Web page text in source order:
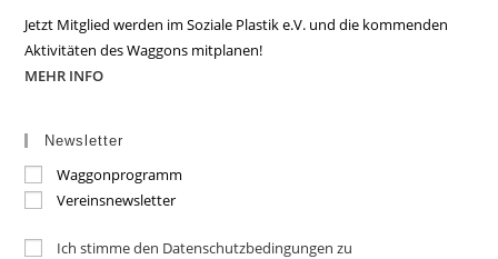
Jetzt Mitglied werden im Soziale Plastik e.V. und die kommenden
Aktivitäten des Waggons mitplanen!
MEHR INFO
Newsletter
Waggonprogramm
Vereinsnewsletter
Ich stimme den Datenschutzbedingungen zu